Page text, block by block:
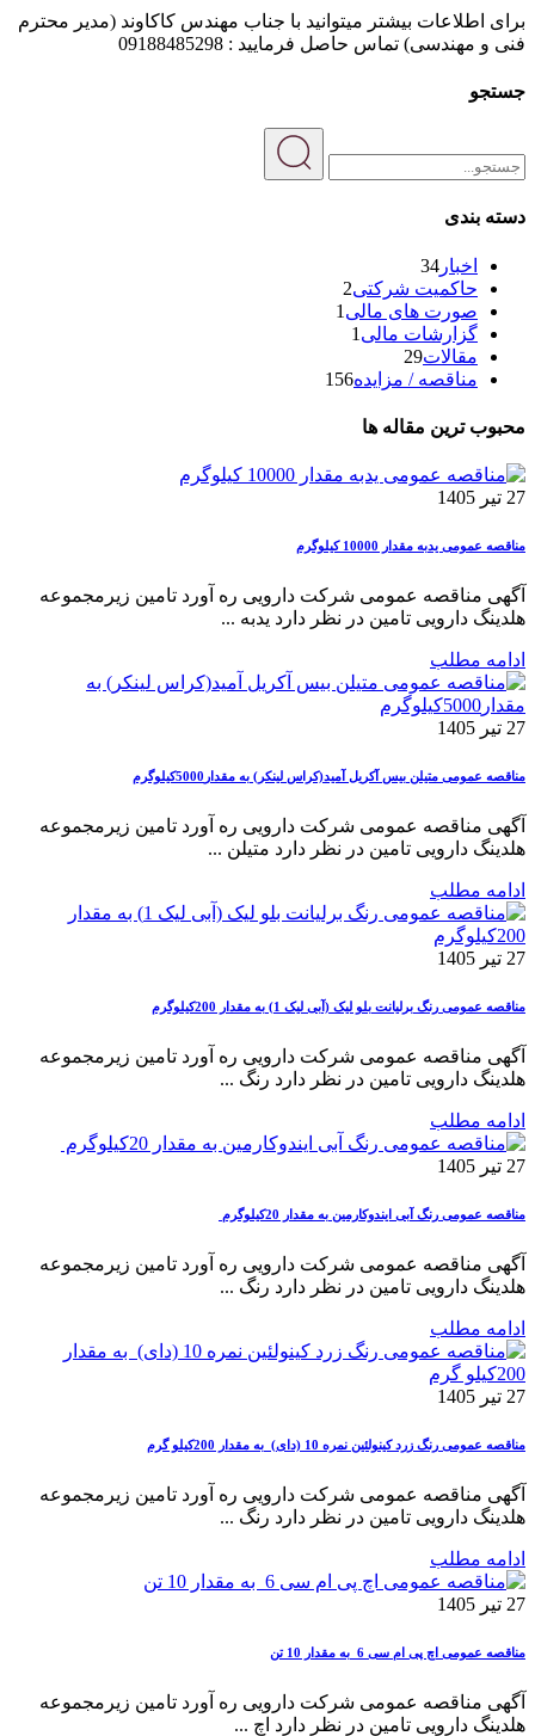
برای اطلاعات بیشتر میتوانید با جناب مهندس کاکاوند (مدیر محترم
فنی و مهندسی) تماس حاصل فرمایید : 09188485298
جستجو
دسته بندی
اخبار 34
حاکمیت شرکتی2
صورت های مالی 1
گزارشات مالی 1
مقالات29
مناقصه / مزایده156
محبوب ترین مقاله ها
27 تیر 1405
مناقصه عمومی یدبه مقدار 10000 کیلوگرم
آگهی مناقصه عمومی شرکت دارویی ره آورد تامین زیرمجموعه
هلدینگ دارویی تامین در نظر دارد یدبه ...
ادامه مطلب
27 تیر 1405
مناقصه عمومی متیلن بیس آکریل آمید(کراس لینکر) به مقدار5000کیلوگرم
آگهی مناقصه عمومی شرکت دارویی ره آورد تامین زیرمجموعه
هلدینگ دارویی تامین در نظر دارد متیلن ...
ادامه مطلب
27 تیر 1405
مناقصه عمومی رنگ برلیانت بلو لیک (آبی لیک 1) به مقدار 200کیلوگرم
آگهی مناقصه عمومی شرکت دارویی ره آورد تامین زیرمجموعه
هلدینگ دارویی تامین در نظر دارد رنگ ...
ادامه مطلب
27 تیر 1405
مناقصه عمومی رنگ آبی ایندوکارمین به مقدار 20کیلوگرم
آگهی مناقصه عمومی شرکت دارویی ره آورد تامین زیرمجموعه
هلدینگ دارویی تامین در نظر دارد رنگ ...
ادامه مطلب
27 تیر 1405
مناقصه عمومی رنگ زرد کینولئین نمره 10 (دای) به مقدار 200کیلو گرم
آگهی مناقصه عمومی شرکت دارویی ره آورد تامین زیرمجموعه
هلدینگ دارویی تامین در نظر دارد رنگ ...
ادامه مطلب
27 تیر 1405
مناقصه عمومی اچ پی ام سی 6 به مقدار 10 تن
آگهی مناقصه عمومی شرکت دارویی ره آورد تامین زیرمجموعه
هلدینگ دارویی تامین در نظر دارد اچ ...